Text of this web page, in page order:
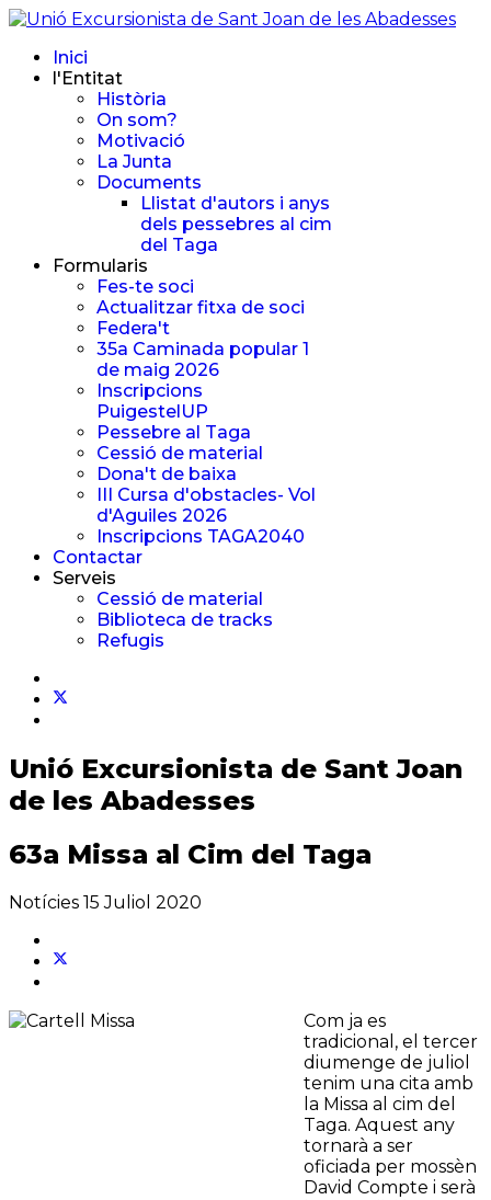
Inici
l'Entitat
Història
On som?
Motivació
La Junta
Documents
Llistat d'autors i anys
dels pessebres al cim
del Taga
Formularis
Fes-te soci
Actualitzar fitxa de soci
Federa't
35a Caminada popular 1
de maig 2026
Inscripcions
PuigestelUP
Pessebre al Taga
Cessió de material
Dona't de baixa
III Cursa d'obstacles- Vol
d'Aguiles 2026
Inscripcions TAGA2040
Contactar
Serveis
Cessió de material
Biblioteca de tracks
Refugis
Unió Excursionista de Sant Joan
de les Abadesses
63a Missa al Cim del Taga
Notícies 15 Juliol 2020
Com ja es
tradicional, el tercer
diumenge de juliol
tenim una cita amb
la Missa al cim del
Taga. Aquest any
tornarà a ser
oficiada per mossèn
David Compte i serà